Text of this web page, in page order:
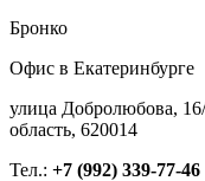
Бронко
Офис в Екатеринбурге
улица Добролюбова,
область, 620014
Тел.: +7 (992) 339-77-46